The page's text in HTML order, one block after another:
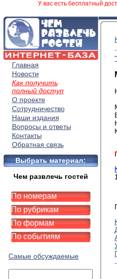
У вас есть бесплатный
Главная
Новости
Как получить
полный доступ
О проекте
Сотрудничество
Наши издания
Вопросы и ответы
Контакты
Обратная связь
Выбрать материал:
Чем развлечь гостей
По номерам
По рубрикам
По формам
По событиям
Самые обсуждаемые